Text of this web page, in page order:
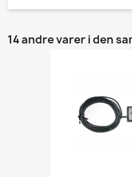
14 andre varer i den